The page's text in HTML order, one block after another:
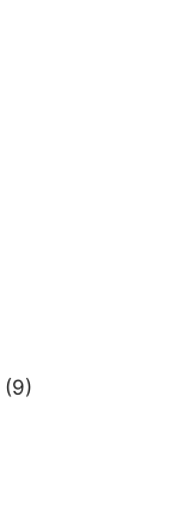
(9)